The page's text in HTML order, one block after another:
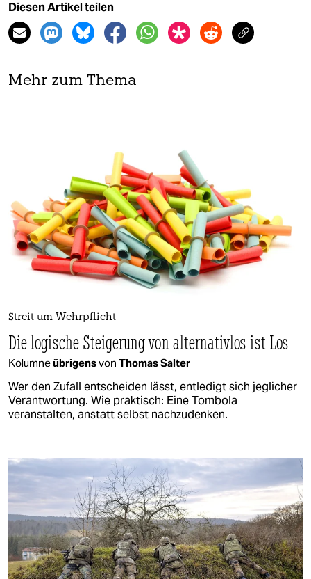
Diesen Artikel teilen
Mehr zum Thema
Streit um Wehrpflicht
Die logische Steigerung von alternativlos ist Los
Kolumneübrigensvon Thomas Salter
Wer den Zufall entscheiden lässt, entledigt sich jeglicher
Verantwortung. Wie praktisch: Eine Tombola
veranstalten, anstatt selbst nachzudenken.